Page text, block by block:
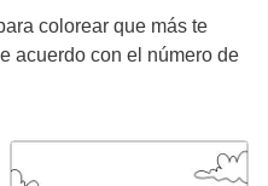
colorear que más te
acuerdo con el número de